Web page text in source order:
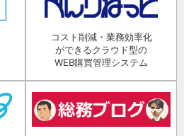
コスト削減・業務効率化
ができるクラウド型の
WEB購買管理システム